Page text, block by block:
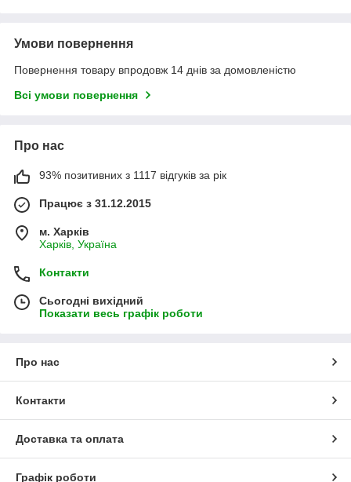
Умови повернення
Повернення товару впродовж 14 днів за домовленістю
Всі умови повернення
Про нас
93% позитивних з 1117 відгуків за рік
Працює з 31.12.2015
м. Харків
Харків, Україна
Контакти
Сьогодні вихідний
Показати весь графік роботи
Про нас
Контакти
Доставка та оплата
Графік роботи